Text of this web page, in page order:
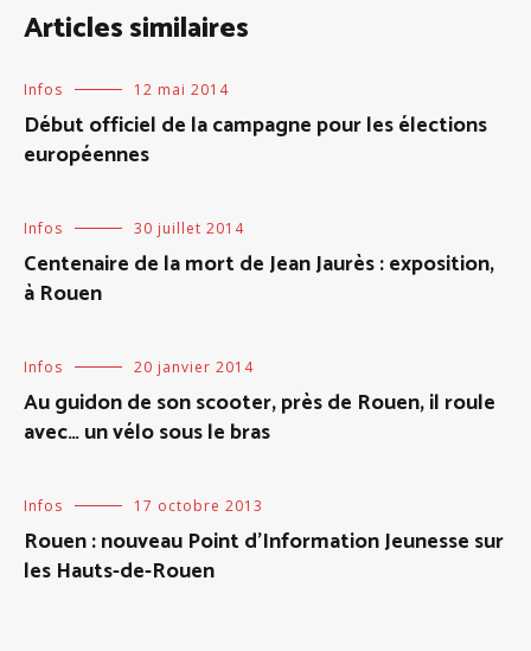
Articles similaires
Infos 12 mai 2014
Début officiel de la campagne pour les élections
européennes
Infos 30 juillet 2014
Centenaire de la mort de Jean Jaurès : exposition,
à Rouen
Infos 20 janvier 2014
Au guidon de son scooter, près de Rouen, il roule
avec… un vélo sous le bras
Infos 17 octobre 2013
Rouen : nouveau Point d’Information Jeunesse sur
les Hauts-de-Rouen